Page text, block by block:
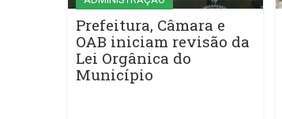
Prefeitura, Câmara e
OAB iniciam revisão da
Lei Orgânica do
Município